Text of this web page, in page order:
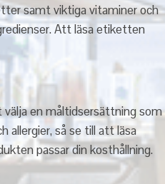
samt viktiga vitaminer och
Att läsa etiketten
en måltidsersättning som
allergier, så se till att läsa
passar din kosthållning.